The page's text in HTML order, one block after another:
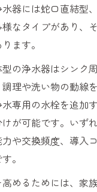
器には蛇口直結型
なタイプがあり、
ます。
の浄水器はシンク
理や洗い物の動線
専用の水栓を追加
が可能です。いず
や交換頻度、導入
。
めるためには、家